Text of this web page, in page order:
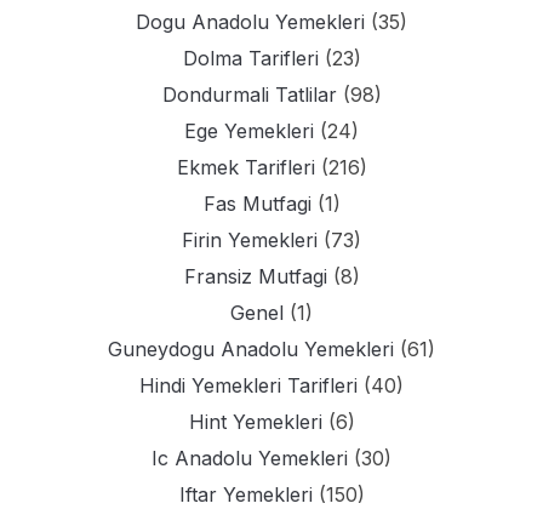
Dogu Anadolu Yemekleri (35)
Dolma Tarifleri (23)
Dondurmali Tatlilar(98)
Ege Yemekleri (24)
Ekmek Tarifleri (216)
Fas Mutfagi (1)
Firin Yemekleri (73)
Fransiz Mutfagi (8)
Genel (1)
Guneydogu Anadolu Yemekleri (61)
Hindi Yemekleri Tarifleri (40)
Hint Yemekleri (6)
Ic Anadolu Yemekleri (30)
Iftar Yemekleri (150)